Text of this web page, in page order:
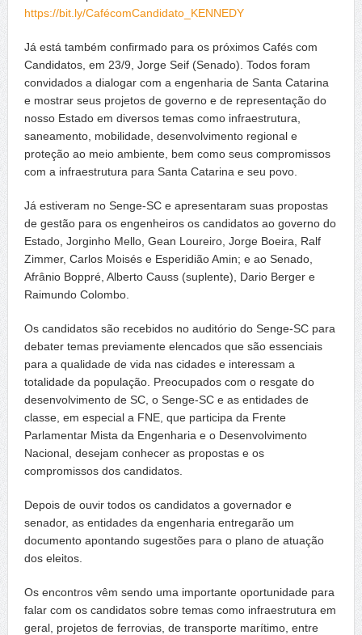
https://bit.ly/CafécomCandidato_KENNEDY
Já está também confirmado para os próximos Cafés com
Candidatos, em 23/9, Jorge Seif (Senado). Todos foram
convidados a dialogar com a engenharia de Santa Catarina
e mostrar seus projetos de governo e de representação do
nosso Estado em diversos temas como infraestrutura,
saneamento, mobilidade, desenvolvimento regional e
proteção ao meio ambiente, bem como seus compromissos
com a infraestrutura para Santa Catarina e seu povo.
Já estiveram no Senge-SC e apresentaram suas propostas
de gestão para os engenheiros os candidatos ao governo do
Estado, Jorginho Mello, Gean Loureiro, Jorge Boeira, Ralf
Zimmer, Carlos Moisés e Esperidião Amin; e ao Senado,
Afrânio Boppré, Alberto Causs (suplente), Dario Berger e
Raimundo Colombo.
Os candidatos são recebidos no auditório do Senge-SC para
debater temas previamente elencados que são essenciais
para a qualidade de vida nas cidades e interessam a
totalidade da população. Preocupados com o resgate do
desenvolvimento de SC, o Senge-SC e as entidades de
classe, em especial a FNE, que participa da Frente
Parlamentar Mista da Engenharia e o Desenvolvimento
Nacional, desejam conhecer as propostas e os
compromissos dos candidatos.
Depois de ouvir todos os candidatos a governador e
senador, as entidades da engenharia entregarão um
documento apontando sugestões para o plano de atuação
dos eleitos.
Os encontros vêm sendo uma importante oportunidade para
falar com os candidatos sobre temas como infraestrutura em
geral, projetos de ferrovias, de transporte marítimo, entre